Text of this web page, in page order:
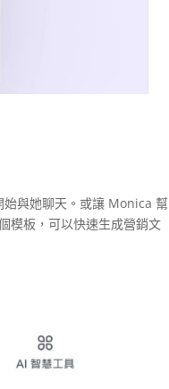
與她聊天。或讓 Monica 幫
模板，可以快速生成營銷文